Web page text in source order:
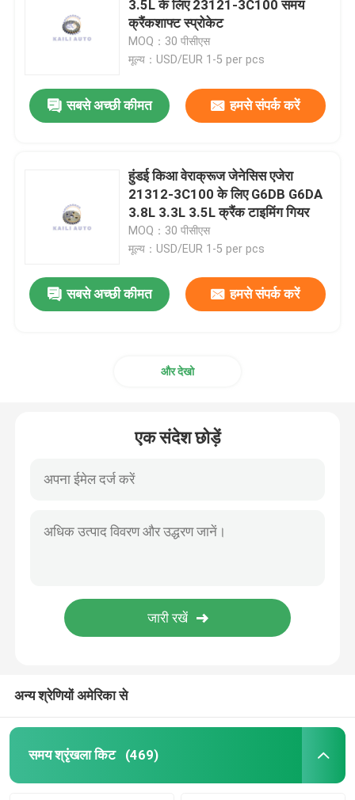
कैंषफ़्ट स्प्रोकेट गियर
क्रैंकशाफ्ट टाइमिंग स्प्रोकेट
3.5L के लिए 23121-3C100 समय
क्रैंकशाफ्ट स्प्रोकेट
MOQ：30 पीसीएस
मूल्य：USD/EUR 1-5 per pcs
सबसे अच्छी कीमत हमसे संपर्क करें
हुंडई किआ वेराक्रूज जेनेसिस एजेरा
21312-3C100 के लिए G6DB G6DA
3.8L 3.3L 3.5L क्रैंक टाइमिंग गियर
MOQ：30 पीसीएस
मूल्य：USD/EUR 1-5 per pcs
सबसे अच्छी कीमत हमसे संपर्क करें
और देखो
एक संदेश छोड़ें
अन्य श्रेणियों अमेरिका से
समय श्रृंखला किट (469)